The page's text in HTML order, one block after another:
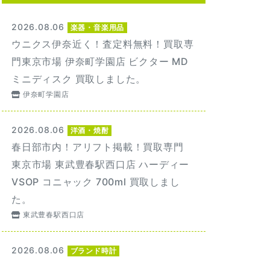
2026.08.06 楽器・音楽用品
ウニクス伊奈近く！査定料無料！買取専
門東京市場 伊奈町学園店 ビクター MD
ミニディスク 買取しました。
伊奈町学園店
2026.08.06 洋酒・焼酎
春日部市内！アリフト掲載！買取専門
東京市場 東武豊春駅西口店 ハーディー
VSOP コニャック 700ml 買取しまし
た。
東武豊春駅西口店
2026.08.06 ブランド時計